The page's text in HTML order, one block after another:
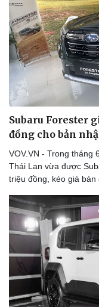
Doanh nghiệp
Thông tin doanh
Doanh nghiệp 24h
Doanh nhân
Subaru Forester
đồng cho bản
VOV.VN - Trong tháng
Thái Lan vừa được
triệu đồng, kéo giá bán